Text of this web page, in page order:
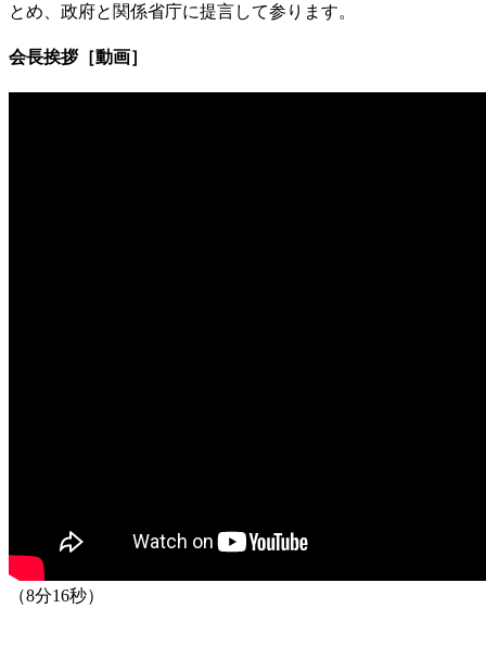
とめ、政府と関係省庁に提言して参ります。
会長挨拶［動画］
（8分16秒）